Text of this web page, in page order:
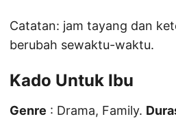
Catatan: jam tayang dan
berubah sewaktu-waktu.
Kado Untuk Ibu
Genre : Drama, Family.